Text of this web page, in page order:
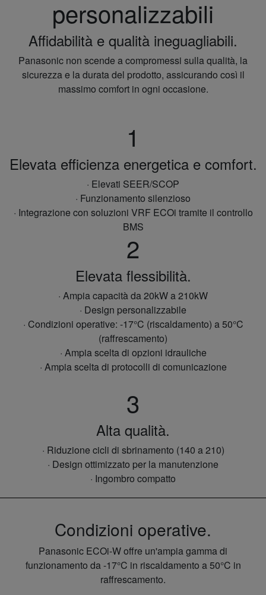
personalizzabili
Affidabilità e qualità ineguagliabili.
Panasonic non scende a compromessi sulla qualità, la
sicurezza e la durata del prodotto, assicurando così il
massimo comfort in ogni occasione.
1
Elevata efficienza energetica e comfort.
· Elevati SEER/SCOP
· Funzionamento silenzioso
· Integrazione con soluzioni VRF ECOi tramite il controllo
BMS
2
Elevata flessibilità.
· Ampia capacità da 20kW a 210kW
· Design personalizzabile
· Condizioni operative: -17°C (riscaldamento) a 50°C
(raffrescamento)
· Ampia scelta di opzioni idrauliche
· Ampia scelta di protocolli di comunicazione
3
Alta qualità.
· Riduzione cicli di sbrinamento (140 a 210)
· Design ottimizzato per la manutenzione
· Ingombro compatto
Condizioni operative.
Panasonic ECOi-W offre un'ampia gamma di
funzionamento da -17°C in riscaldamento a 50°C in
raffrescamento.